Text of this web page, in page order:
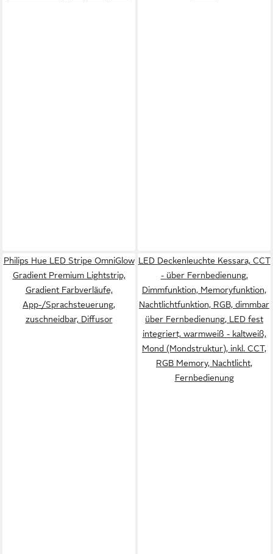
Philips Hue LED Stripe OmniGlow
Gradient Premium Lightstrip,
Gradient Farbverläufe,
App-/Sprachsteuerung,
zuschneidbar, Diffusor
LED Deckenleuchte Kessara, CCT
- über Fernbedienung,
Dimmfunktion, Memoryfunktion,
Nachtlichtfunktion, RGB, dimmbar
über Fernbedienung, LED fest
integriert, warmweiß - kaltweiß,
Mond (Mondstruktur), inkl. CCT,
RGB Memory, Nachtlicht,
Fernbedienung